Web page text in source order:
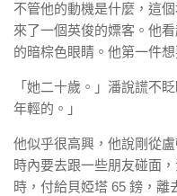
不管他的動機是什麼，這
來了一個英俊的嫖客。他
的暗棕色眼睛。他第一件
「她二十歲。」潘說謊不
年輕的。」
他似乎很高興，他說剛從
時內要去跟一些朋友碰面
時，付給貝婭塔 65 鎊，離